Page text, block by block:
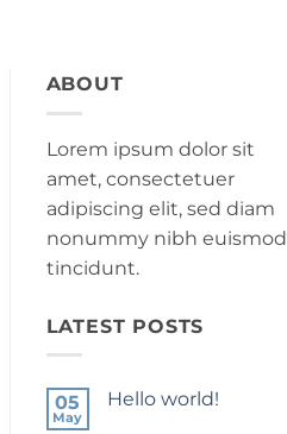
ABOUT
Lorem ipsum dolor sit
amet, consectetuer
adipiscing elit, sed diam
nonummy nibh euismod
tincidunt.
LATEST POSTS
05
May
Hello world!